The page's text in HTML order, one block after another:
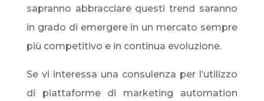
sapranno abbracciare questi trend saranno
in grado di emergere in un mercato sempre
più competitivo e in continua evoluzione.
Se vi interessa una consulenza per l’utilizzo
di piattaforme di marketing automation